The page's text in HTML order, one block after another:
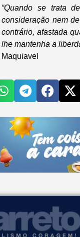
“Quando se trata
consideração nem
contrário, afastada
lhe mantenha a
Maquiavel